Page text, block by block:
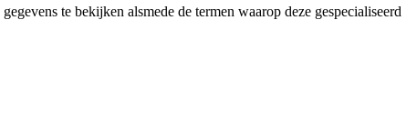
te bekijken alsmede de termen waarop deze gespecialiseerd